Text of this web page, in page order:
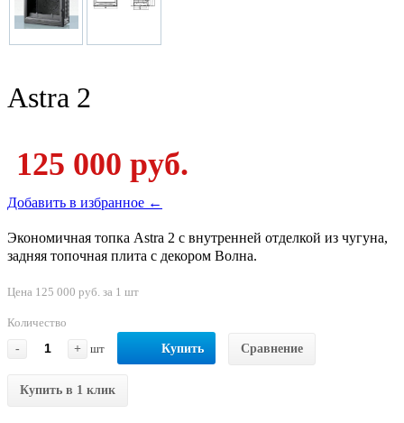
Astra 2
125 000 руб.
Добавить в избранное ←
Экономичная топка Astra 2 с внутренней отделкой из чугуна,
задняя топочная плита с декором Волна.
Цена 125 000 руб. за 1 шт
Количество
-
+ шт Купить Сравнение
Купить в 1 клик